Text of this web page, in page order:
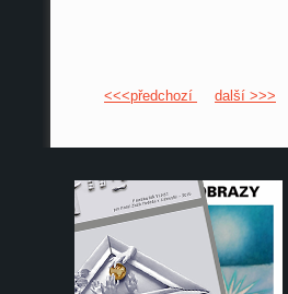
<<<předchozí další >>>